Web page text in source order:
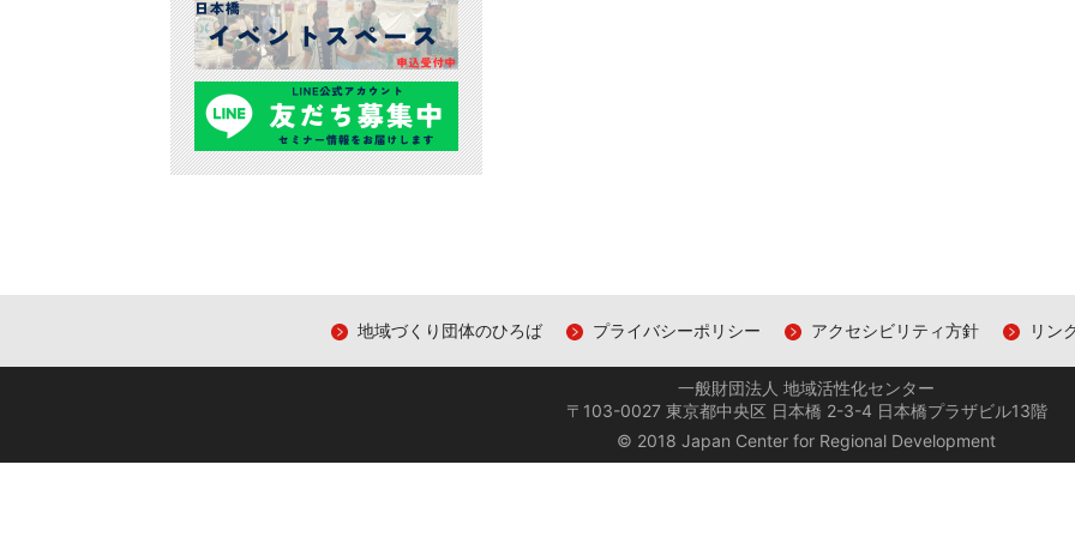
地域づくり団体のひろば プライバシーポリシー アクセシビリティ方針 リン
一般財団法人 地域活性化センター
〒103-0027 東京都中央区 日本橋 2-3-4 日本橋プラザビル13階
© 2018 Japan Center for Regional Development